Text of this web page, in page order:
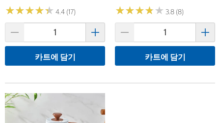
★★★★★
★★★★★ 4.4 (17)
카트에 담기
★★★★★
★★★★★ 3.8 (8)
카트에 담기